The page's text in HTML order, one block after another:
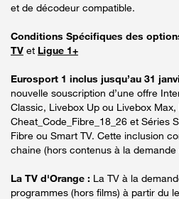
et de décodeur compatible.
Conditions Spécifiques des
TV et Ligue 1+
Eurosport 1 inclus jusqu’au 31
nouvelle souscription d’une offre
Classic, Livebox Up ou Livebox Max,
Cheat_Code_Fibre_18_26 et Séries
Fibre ou Smart TV. Cette inclusion
chaine (hors contenus à la demande
La TV d'Orange : La TV à la
programmes (hors films) à partir du